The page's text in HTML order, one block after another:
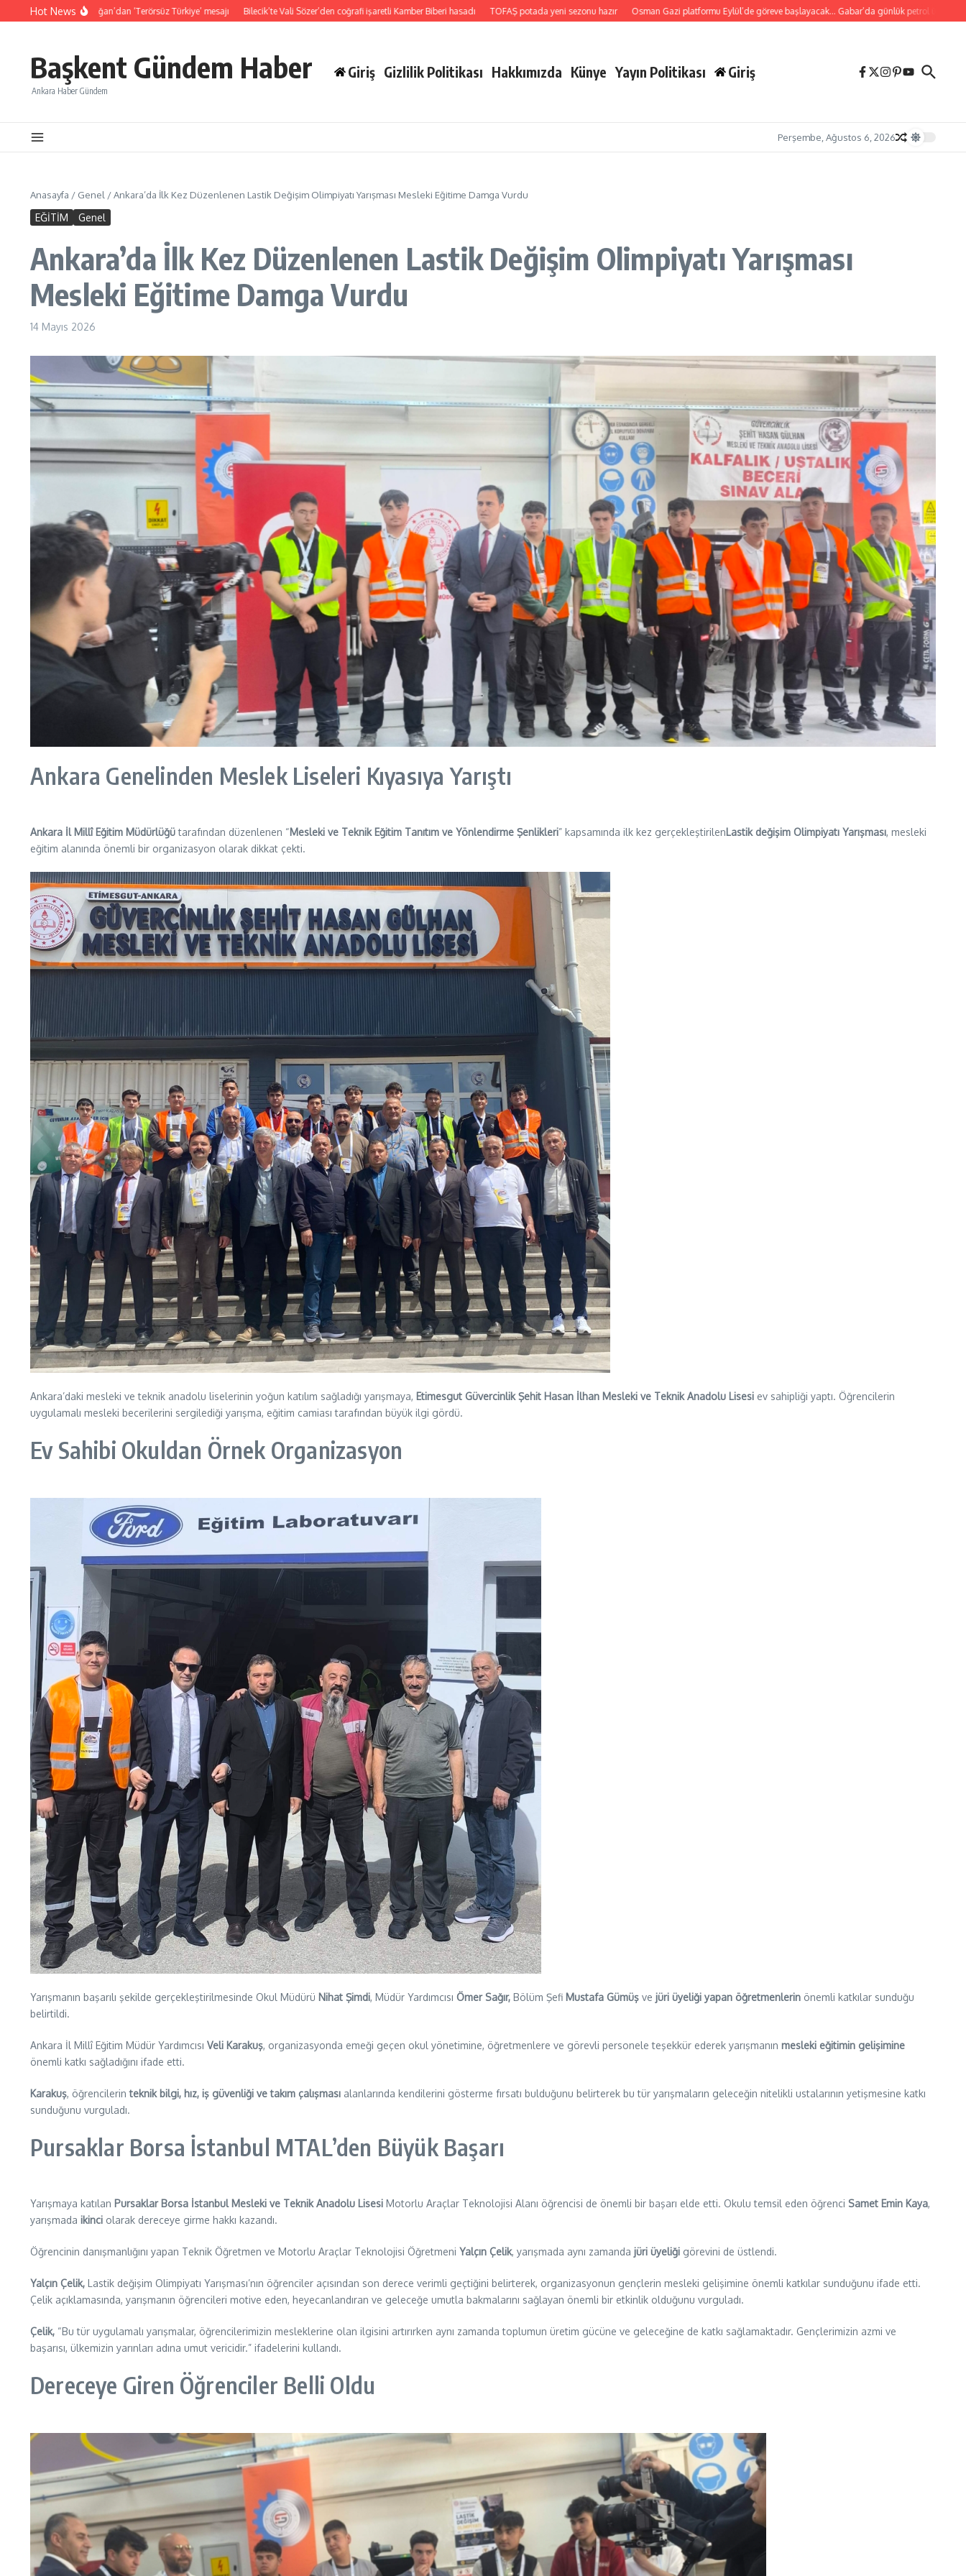
İçeriğe atlaHot News
Erdoğan’dan ‘Terörsüz Türkiye’ mesajı Bilecik’te Vali Sözer’den coğrafi işaretli Kamber Biberi hasadı TOFAŞ potada yeni sezonu hazır Osman Gazi platformu Eylül’de göreve başlayacak… Gabar’da günlük petrol üretimi 83 bin 200
Başkent Gündem Haber
Ankara Haber Gündem
Giriş Gizlilik Politikası Hakkımızda Künye Yayın Politikası Giriş
Perşembe, Ağustos 6, 2026
Anasayfa / Genel /Ankara’da İlk Kez Düzenlenen Lastik Değişim Olimpiyatı Yarışması Mesleki Eğitime Damga Vurdu
EĞİTİM Genel
Ankara’da İlk Kez Düzenlenen Lastik Değişim Olimpiyatı Yarışması
Mesleki Eğitime Damga Vurdu
14 Mayıs 2026
Ankara Genelinden Meslek Liseleri Kıyasıya Yarıştı
Ankara İl Millî Eğitim Müdürlüğütarafından düzenlenen “Mesleki ve Teknik Eğitim Tanıtım ve Yönlendirme Şenlikleri” kapsamında ilk kez gerçekleştirilenLastik değişim Olimpiyatı Yarışması, mesleki
eğitim alanında önemli bir organizasyon olarak dikkat çekti.
Ankara’daki mesleki ve teknik anadolu liselerinin yoğun katılım sağladığı yarışmaya, Etimesgut Güvercinlik Şehit Hasan İlhan Mesleki ve Teknik Anadolu Lisesi ev sahipliği yaptı. Öğrencilerin
uygulamalı mesleki becerilerini sergilediği yarışma, eğitim camiası tarafından büyük ilgi gördü.
Ev Sahibi Okuldan Örnek Organizasyon
Yarışmanın başarılı şekilde gerçekleştirilmesinde Okul Müdürü Nihat Şimdi, Müdür Yardımcısı Ömer Sağır, Bölüm Şefi Mustafa Gümüş ve jüri üyeliği yapan öğretmenlerin önemli katkılar sunduğu
belirtildi.
Ankara İl Millî Eğitim Müdür Yardımcısı Veli Karakuş, organizasyonda emeği geçen okul yönetimine, öğretmenlere ve görevli personele teşekkür ederek yarışmanın mesleki eğitimin gelişimine
önemli katkı sağladığını ifade etti.
Karakuş, öğrencilerin teknik bilgi, hız, iş güvenliği ve takım çalışması alanlarında kendilerini gösterme fırsatı bulduğunu belirterek bu tür yarışmaların geleceğin nitelikli ustalarının yetişmesine katkı
sunduğunu vurguladı.
Pursaklar Borsa İstanbul MTAL’den Büyük Başarı
Yarışmaya katılan Pursaklar Borsa İstanbul Mesleki ve Teknik Anadolu Lisesi Motorlu Araçlar Teknolojisi Alanı öğrencisi de önemli bir başarı elde etti. Okulu temsil eden öğrenci Samet Emin Kaya,
yarışmada ikinci olarak dereceye girme hakkı kazandı.
Öğrencinin danışmanlığını yapan Teknik Öğretmen ve Motorlu Araçlar Teknolojisi Öğretmeni Yalçın Çelik, yarışmada aynı zamanda jüri üyeliği görevini de üstlendi.
Yalçın Çelik, Lastik değişim Olimpiyatı Yarışması’nın öğrenciler açısından son derece verimli geçtiğini belirterek, organizasyonun gençlerin mesleki gelişimine önemli katkılar sunduğunu ifade etti.
Çelik açıklamasında, yarışmanın öğrencileri motive eden, heyecanlandıran ve geleceğe umutla bakmalarını sağlayan önemli bir etkinlik olduğunu vurguladı.
Çelik, “Bu tür uygulamalı yarışmalar, öğrencilerimizin mesleklerine olan ilgisini artırırken aynı zamanda toplumun üretim gücüne ve geleceğine de katkı sağlamaktadır. Gençlerimizin azmi ve
başarısı, ülkemizin yarınları adına umut vericidir.” ifadelerini kullandı.
Dereceye Giren Öğrenciler Belli Oldu